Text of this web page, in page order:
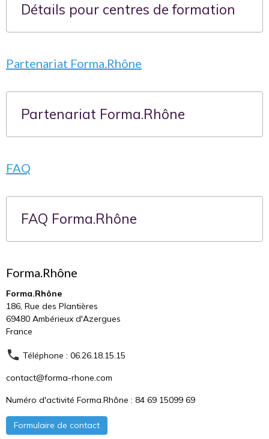
Détails pour centres de formation
Partenariat Forma.Rhône
Partenariat Forma.Rhône
FAQ
FAQ Forma.Rhône
Forma.Rhône
Forma.Rhône
186, Rue des Plantières
69480 Ambérieux d'Azergues
France
Téléphone : 06.26.18.15.15
contact@forma-rhone.com
Numéro d'activité Forma.Rhône : 84 69 15099 69
Formulaire de contact